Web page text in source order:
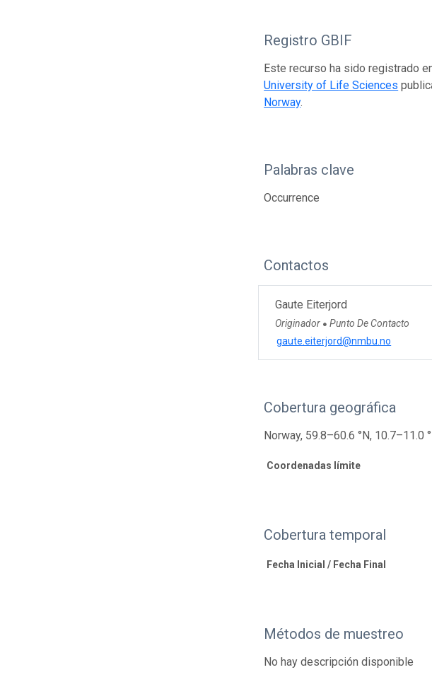
Registro GBIF
Este recurso ha sido registrado
University of Life Sciences
Norway.
Palabras clave
Occurrence
Contactos
Gaute Eiterjord
Originador ● Punto De Contacto
gaute.eiterjord@nmbu.no
Cobertura geográfica
Norway, 59.8–60.6 °N, 10.7–11.0
Coordenadas límite
Cobertura temporal
Fecha Inicial / Fecha Final
Métodos de muestreo
No hay descripción disponible